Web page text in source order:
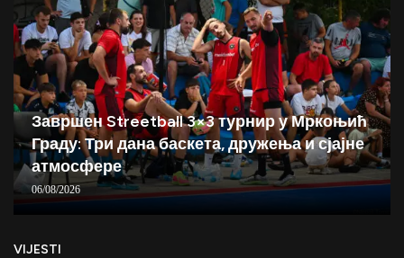
Завршен Streetball 3×3 турнир у Мркоњић
Граду: Три дана баскета, дружења и сјајне
атмосфере
06/08/2026
VIJESTI